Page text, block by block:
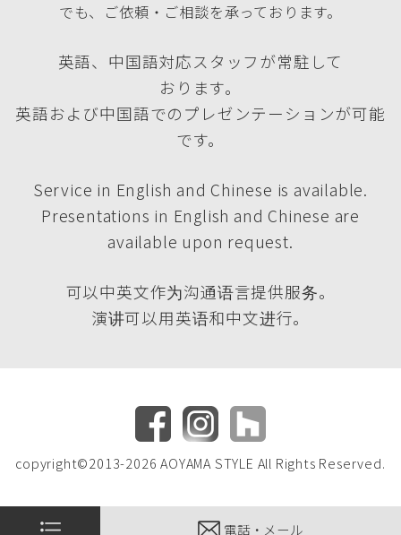
でも、ご依頼・ご相談を承っております。
英語、中国語対応スタッフが常駐して
おります。
英語および中国語でのプレゼンテーションが可能
です。
Service in English and Chinese is available.
Presentations in English and Chinese are
available upon request.
可以中英文作为沟通语言提供服务。
演讲可以用英语和中文进行。
copyright©2013-2026 AOYAMA STYLE All Rights Reserved.
電話・メール